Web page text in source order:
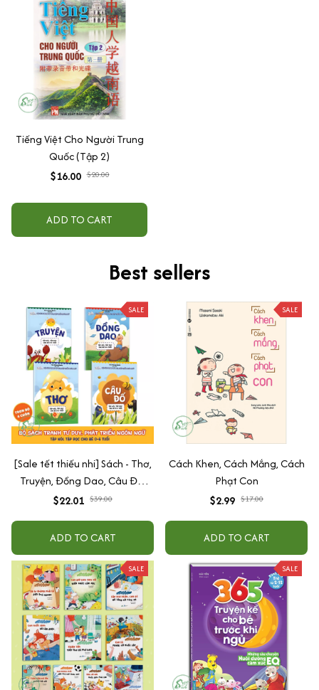
Tiếng Việt Cho Người Trung
Quốc (Tập 2)
$16.00 $20.00
ADD TO CART
Best sellers
SALE
[Sale tết thiếu nhi] Sách - Thơ,
Truyện, Đồng Dao, Câu Đố,
Tập Nói Tập Đọc Cho Bé 0-6
$22.01 $39.00
ADD TO CART
SALE
Cách Khen, Cách Mắng, Cách
Phạt Con
$2.99 $17.00
ADD TO CART
SALE SALE